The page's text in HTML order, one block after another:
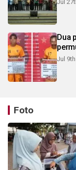
Jul
Dua
Jul 9th
Foto